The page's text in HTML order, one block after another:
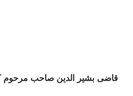
قاضی بشیر الدین صاحب مرحوم